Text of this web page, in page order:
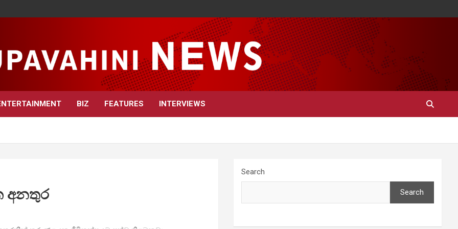
BIZ FEATURES INTERVIEWS
අනතුර
Search
Search